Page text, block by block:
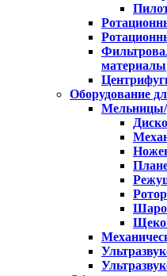
материалы
Оборудование
Мельницы/